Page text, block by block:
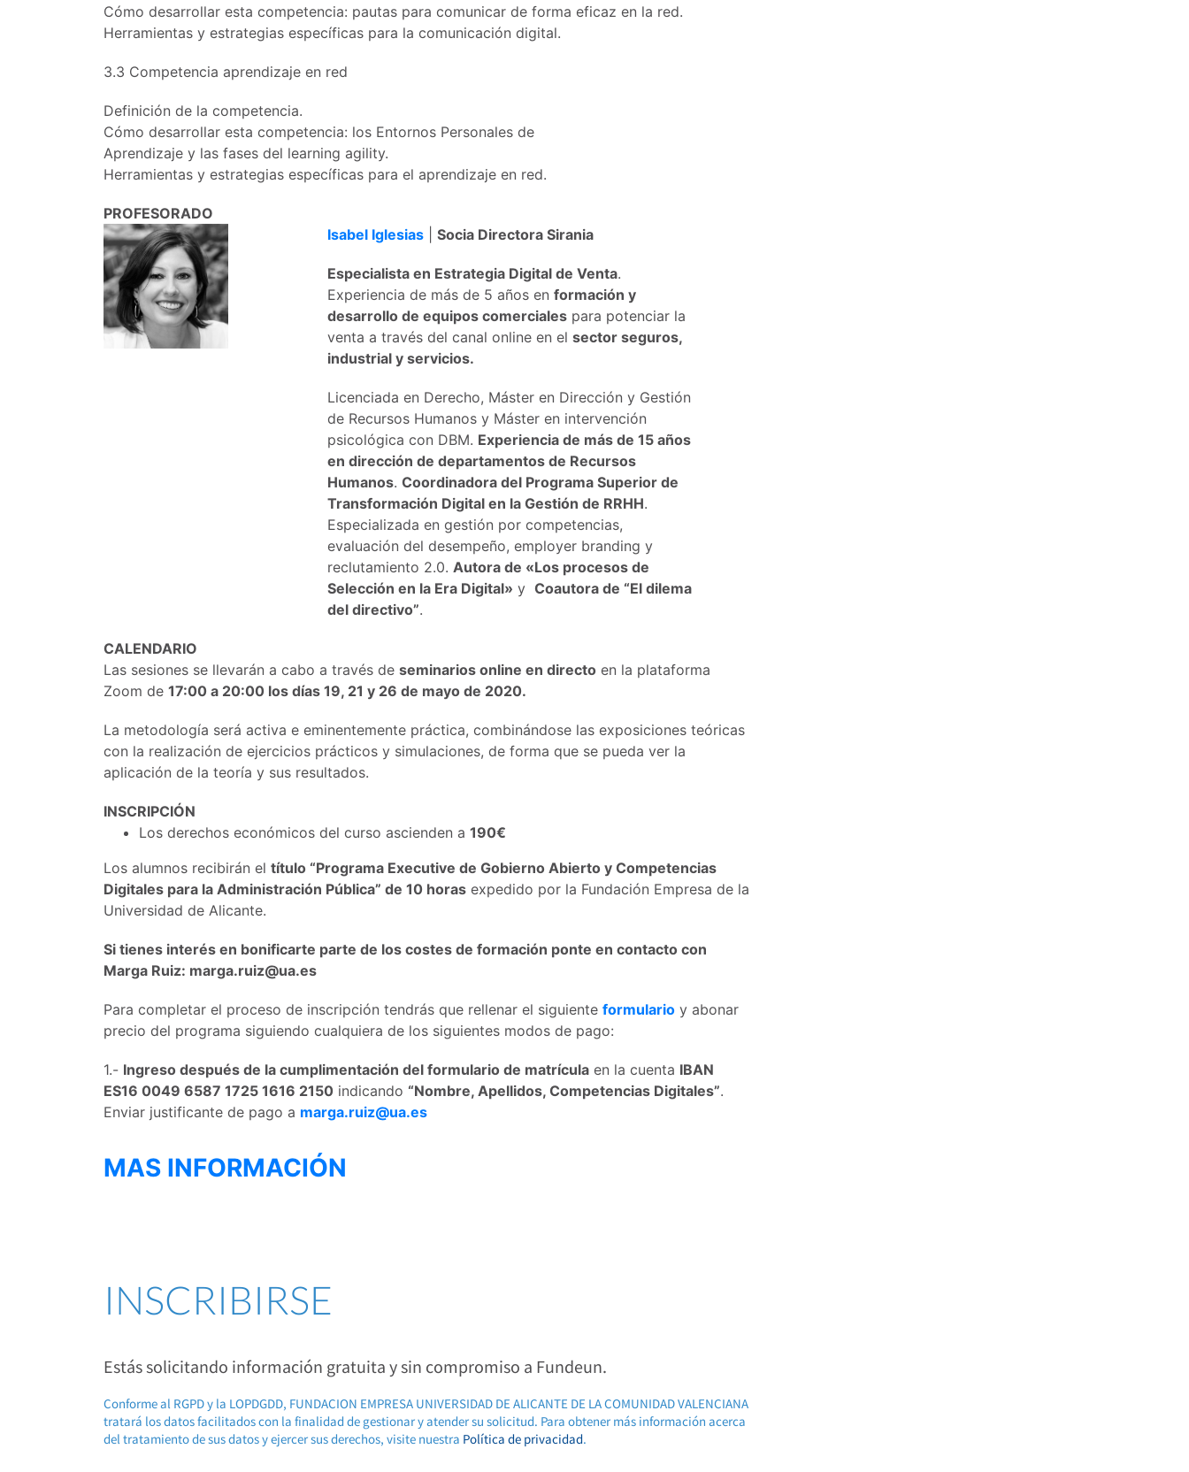
Cómo desarrollar esta competencia: pautas para comunicar de forma eficaz en la red.
Herramientas y estrategias específicas para la comunicación digital.
3.3 Competencia aprendizaje en red
Definición de la competencia.
Cómo desarrollar esta competencia: los Entornos Personales de
Aprendizaje y las fases del learning agility.
Herramientas y estrategias específicas para el aprendizaje en red.
PROFESORADO
Isabel Iglesias |Socia Directora Sirania
Especialista en Estrategia Digital de Venta.
Experiencia de más de 5 años enformación y
desarrollo de equipos comerciales para potenciar la
venta a través del canal online en elsector seguros,
industrial y servicios.
Licenciada en Derecho, Máster en Dirección y Gestión
de Recursos Humanos y Máster en intervención
psicológica con DBM. Experiencia de más de 15 años
en dirección de departamentos de Recursos
Humanos.Coordinadora del Programa Superior de
Transformación Digital en la Gestión de RRHH.
Especializada en gestión por competencias,
evaluación del desempeño, employer branding y
reclutamiento 2.0.Autora de «Los procesos de
Selección en la Era Digital» yCoautora de “El dilema
del directivo”.
CALENDARIO
Las sesiones se llevarán a cabo a través de seminarios online en directo en la plataforma
Zoom de 17:00 a 20:00 los días 19, 21 y 26 de mayo de 2020.
La metodología será activa e eminentemente práctica, combinándose las exposiciones teóricas
con la realización de ejercicios prácticos y simulaciones, de forma que se pueda ver la
aplicación de la teoría y sus resultados.
INSCRIPCIÓN
Los derechos económicos del curso ascienden a 190€
Los alumnos recibirán el título “Programa Executive de Gobierno Abierto y Competencias
Digitales para la Administración Pública” de 10 horas expedido por la Fundación Empresa de la
Universidad de Alicante.
Si tienes interés en bonificarte parte de los costes de formación ponte en contacto con
Marga Ruiz: marga.ruiz@ua.es
Para completar el proceso de inscripción tendrás que rellenar el siguiente formulario y abonar
precio del programa siguiendo cualquiera de los siguientes modos de pago:
1.- Ingreso después de la cumplimentación del formulario de matrícula en la cuenta IBAN
ES16 0049 6587 1725 1616 2150 indicando “Nombre, Apellidos, Competencias Digitales”.
Enviar justificante de pago a marga.ruiz@ua.es
MAS INFORMACIÓN
INSCRIBIRSE
Estás solicitando información gratuita y sin compromiso a Fundeun.
Conforme al RGPD y la LOPDGDD, FUNDACION EMPRESA UNIVERSIDAD DE ALICANTE DE LA COMUNIDAD VALENCIANA
tratará los datos facilitados con la finalidad de gestionar y atender su solicitud. Para obtener más información acerca
del tratamiento de sus datos y ejercer sus derechos, visite nuestra Política de privacidad.